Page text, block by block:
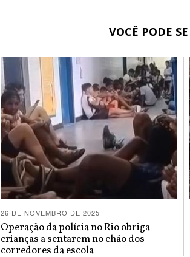
VOCÊ PODE
26 DE NOVEMBRO DE 2025
Operação da polícia no Rio obriga
crianças a sentarem no chão dos
corredores da escola